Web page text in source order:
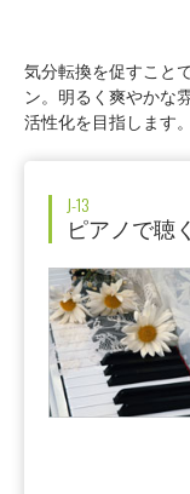
気分転換を促すこと
ン。明るく爽やかな
活性化を目指します。
J-13
ピアノで聴